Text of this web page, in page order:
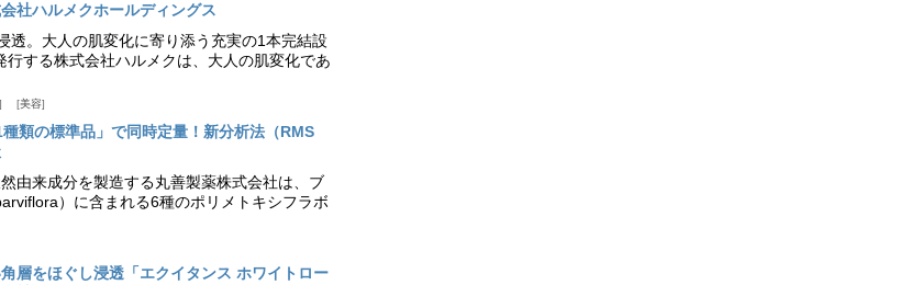
社ハルメクホールディングス
透。大人の肌変化に寄り添う充実の1本完結設
する株式会社ハルメクは、大人の肌変化であ
美容
類の標準品」で同時定量！新分析法（RMS
由来成分を製造する丸善製薬株式会社は、ブ
）に含まれる6種のポリメトキシフラボ
層をほぐし浸透「エクイタンス ホワイトロー